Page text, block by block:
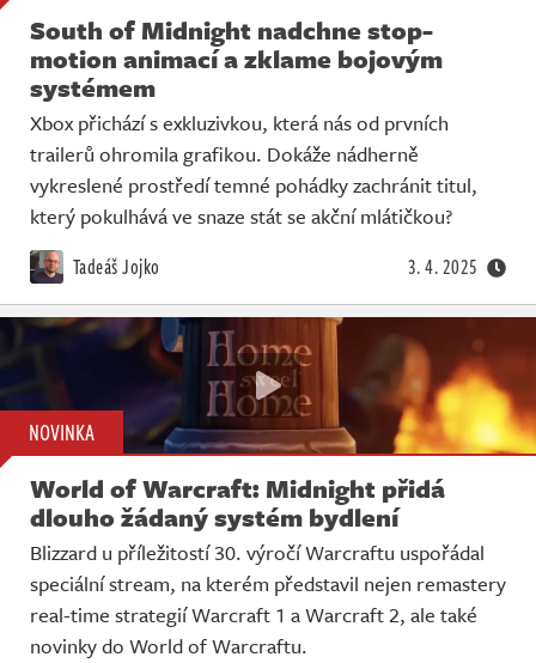
South of Midnight nadchne stop-
motion animací a zklame bojovým
systémem
Xbox přichází s exkluzivkou, která nás od prvních
trailerů ohromila grafikou. Dokáže nádherně
vykreslené prostředí temné pohádky zachránit titul,
který pokulhává ve snaze stát se akční mlátičkou?
Tadeáš Jojko 3. 4. 2025
NOVINKA
World of Warcraft: Midnight přidá
dlouho žádaný systém bydlení
Blizzard u příležitostí 30. výročí Warcraftu uspořádal
speciální stream, na kterém představil nejen remastery
real-time strategií Warcraft 1 a Warcraft 2, ale také
novinky do World of Warcraftu.